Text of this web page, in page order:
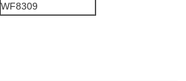
WF8309